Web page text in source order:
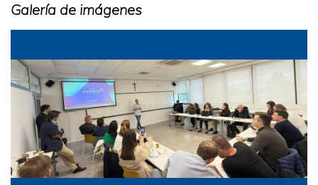
Galería de imágenes